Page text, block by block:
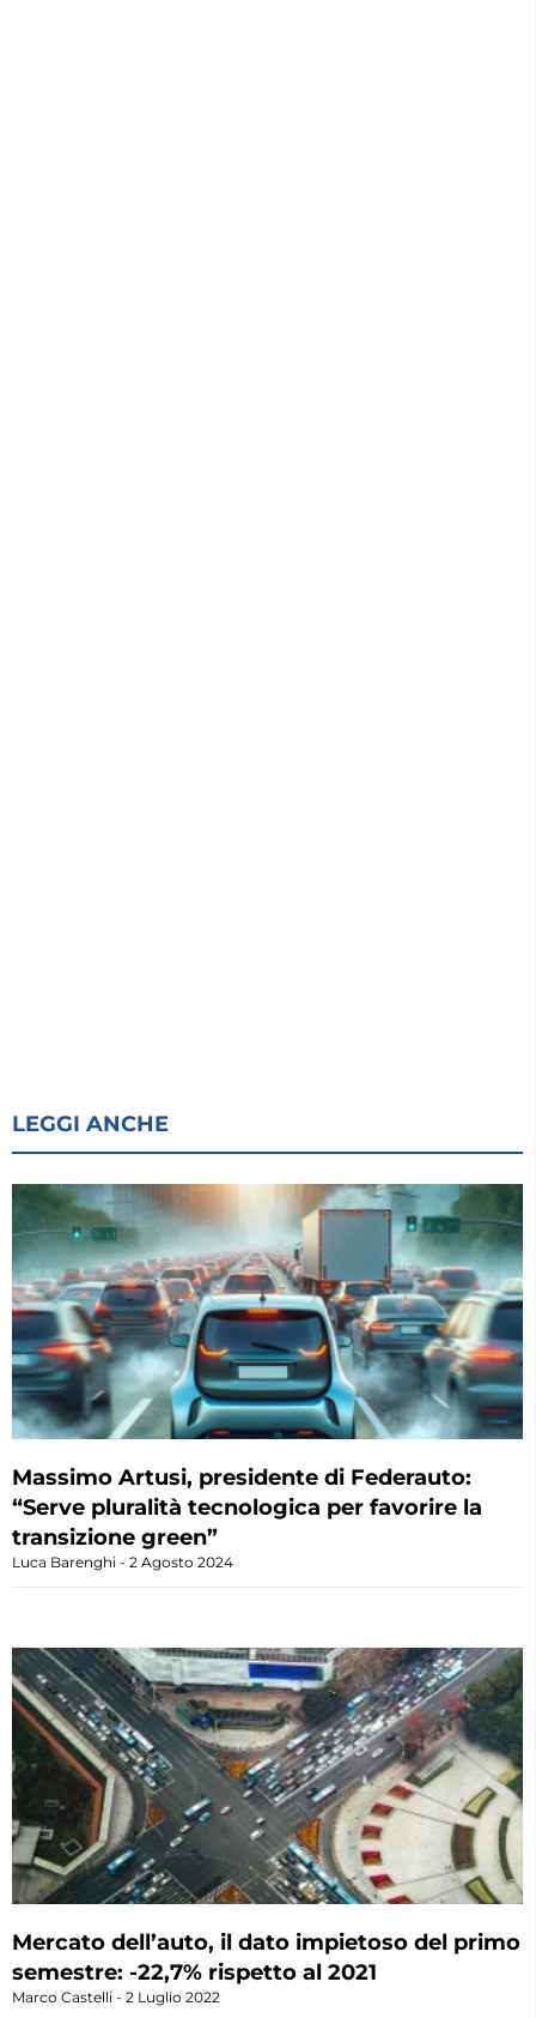
LEGGI ANCHE
Massimo Artusi, presidente di Federauto:
“Serve pluralità tecnologica per favorire la
transizione green”
Luca Barenghi 2 Agosto 2024
Mercato dell’auto, il dato impietoso del primo
semestre: -22,7% rispetto al 2021
Marco Castelli 2 Luglio 2022